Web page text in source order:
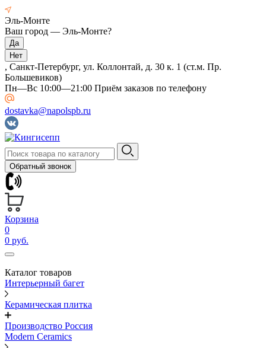
Эль-Монте
Ваш город — Эль-Монте?
, Санкт-Петербург, ул. Коллонтай, д. 30 к. 1 (ст.м. Пр.
Большевиков)
Пн—Вс 10:00—21:00 Приём заказов по телефону
dostavka@napolspb.ru
Обратный звонок
Корзина
0
0 руб.
Каталог товаров
Интерьерный багет
Керамическая плитка
Производство Россия
Modern Ceramics